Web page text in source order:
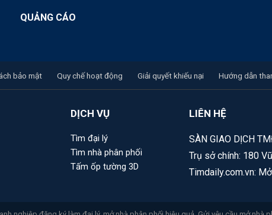
QUẢNG CÁO
bảo mật Quy chế hoạt động Giải quyết khiếu nại Hướng dẫn
DỊCH VỤ
Tìm đại lý
Tìm nhà phân phối
Tấm ốp tường 3D
LIÊN HỆ
SÀN GIAO DỊCH
Trụ sở chính: 180
Timdaily.com.vn: